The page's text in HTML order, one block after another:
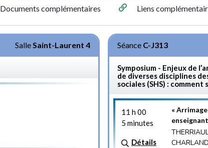
Documents complémentaires Liens
SalleSaint-Laurent 4 Séance C-J313
Symposium - Enjeux de
de diverses disciplines
sociales (SHS) :
11 h 00
5 minutes
Détails
«